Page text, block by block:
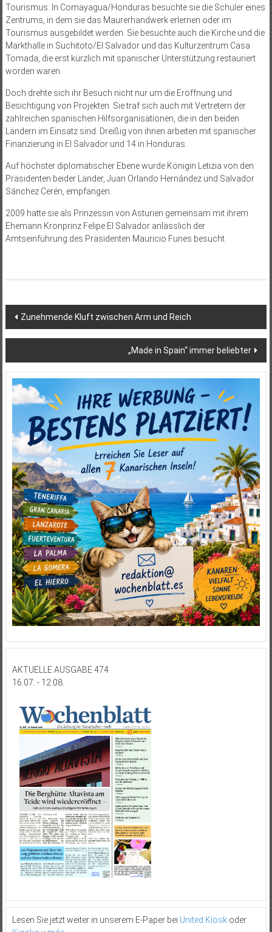
Tourismus. In Comayagua/Honduras besuchte sie die Schüler eines
Zentrums, in dem sie das Maurerhandwerk erlernen oder im
Tourismus ausgebildet werden. Sie besuchte auch die Kirche und die
Markthalle in Suchitoto/El Salvador und das Kulturzentrum Casa
Tomada, die erst kürzlich mit spanischer Unterstützung restauriert
worden waren.
Doch drehte sich ihr Besuch nicht nur um die Eröffnung und
Besichtigung von Projekten. Sie traf sich auch mit Vertretern der
zahlreichen spanischen Hilfsorganisationen, die in den beiden
Ländern im Einsatz sind. Dreißig von ihnen arbeiten mit spanischer
Finanzierung in El Salvador und 14 in Honduras.
Auf höchster diplomatischer Ebene wurde Königin Letizia von den
Präsidenten beider Länder, Juan Orlando Hernández und Salvador
Sánchez Cerén, empfangen.
2009 hatte sie als Prinzessin von Asturien gemeinsam mit ihrem
Ehemann Kronprinz Felipe El Salvador anlässlich der
Amtseinführung des Präsidenten Mauricio Funes besucht.
Beitragsnavigation
Zunehmende Kluft zwischen Arm und Reich
„Made in Spain“ immer beliebter
AKTUELLE AUSGABE 474
16.07. - 12.08.
Lesen Sie jetzt weiter in unserem E-Paper bei United Kioskoder